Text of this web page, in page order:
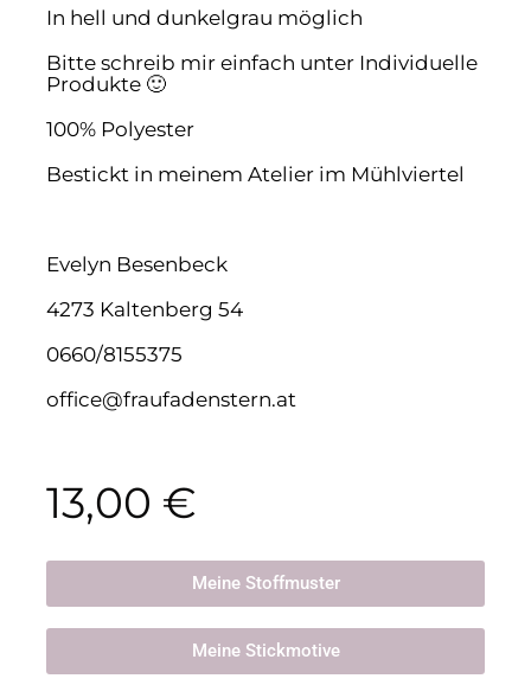
In hell und dunkelgrau möglich
Bitte schreib mir einfach unter Individuelle
Produkte 🙂
100% Polyester
Bestickt in meinem Atelier im Mühlviertel
Evelyn Besenbeck
4273 Kaltenberg 54
0660/8155375
office@fraufadenstern.at
13,00 €
Meine Stoffmuster
Meine Stickmotive